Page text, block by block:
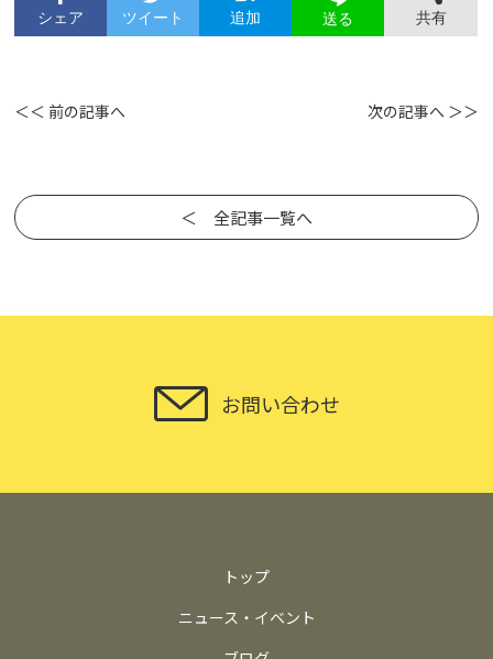
シェア ツイート 追加 送る 共有
＜＜ 前の記事へ 次の記事へ ＞＞
＜ 全記事一覧へ
お問い合わせ
トップ
ニュース・イベント